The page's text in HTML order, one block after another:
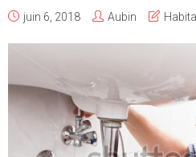
juin 6, 2018 Aubin